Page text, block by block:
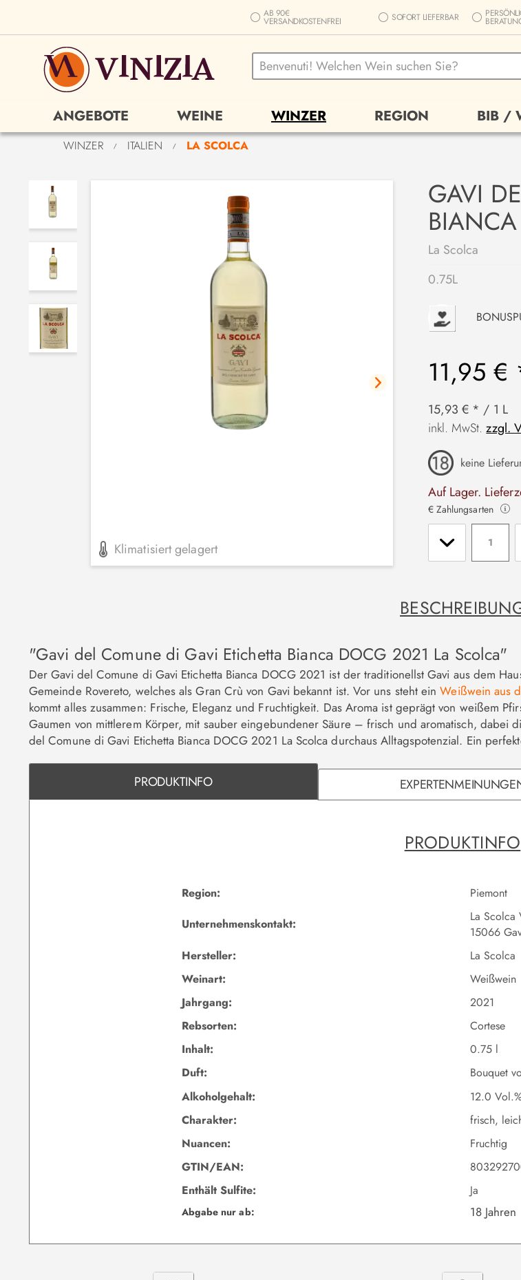
AB 90€
VERSANDKOSTENFREI SOFORT LIEFERBAR
ANGEBOTE WEINE WINZER REGION BIB /
WINZER / ITALIEN / LA SCOLCA
Klimatisiert gelagert
GAVI
La Scolca
0.75L
P
11,95 €
15,93 € * / 1 L
inkl. MwSt.zzgl.
keine
Auf Lager.
€ Zahlungsarten
"Gavi del Comune di Gavi Etichetta Bianca DOCG 2021 La Scolca"
Der Gavi del Comune di Gavi Etichetta Bianca DOCG 2021 ist der traditionellst Gavi aus dem
Gemeinde Rovereto, welches als Gran Crù von Gavi bekannt ist. Vor uns steht einWeißwein aus
kommt alles zusammen: Frische, Eleganz und Fruchtigkeit. Das Aroma ist geprägt von weißem
Gaumen von mittlerem Körper, mit sauber eingebundener Säure – frisch und aromatisch, dabei
del Comune di Gavi Etichetta Bianca DOCG 2021 La Scolca durchaus Alltagspotenzial. Ein
PRODUKTINFO
PRODUKTINFO
Region:
Piemont
Unternehmenskontakt:
La Scolca
15066
Hersteller:
La Scolca
Weinart:
Weißwein
Jahrgang:
2021
Rebsorten:
Cortese
Inhalt:
0.75 l
Duft:
Bouquet
Alkoholgehalt:
12.0
Charakter:
frisch,
Nuancen:
Fruchtig
GTIN/EAN:
Enthält Sulfite:
Ja
Abgabe nur ab: 18 Jahren